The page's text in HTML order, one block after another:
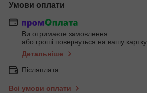
Умови оплати
Ви отримаєте замовлення
або гроші повернуться на вашу картку
Детальніше
Післяплата
Всі умови оплати